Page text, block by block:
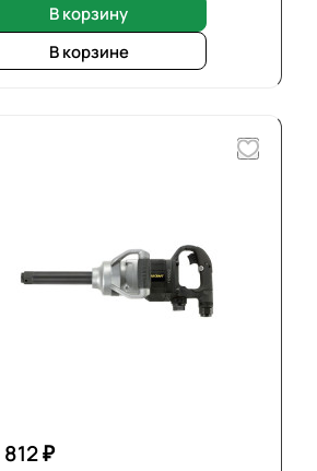
В корзину
В корзине
812 ₽